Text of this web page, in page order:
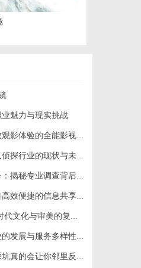
魅力与现实挑战
体验的全能影视平台
业的现状与未来发展趋势
业调查背后的故事与应用
便捷的信息共享平台
与审美的复兴与创新
展与服务多样性解析
真的会让你邻里反目